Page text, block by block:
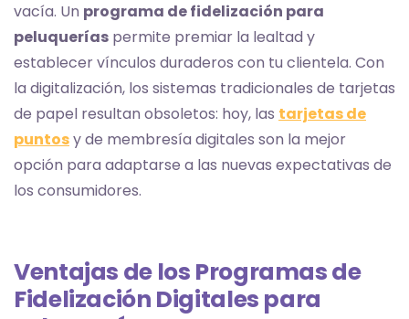
vacía. Un programa de fidelización para
peluquerías permite premiar la lealtad y
establecer vínculos duraderos con tu clientela. Con
la digitalización, los sistemas tradicionales de tarjetas
de papel resultan obsoletos: hoy, las tarjetas de
puntosy de membresía digitales son la mejor
opción para adaptarse a las nuevas expectativas de
los consumidores.
Ventajas de los Programas de
Fidelización Digitales para